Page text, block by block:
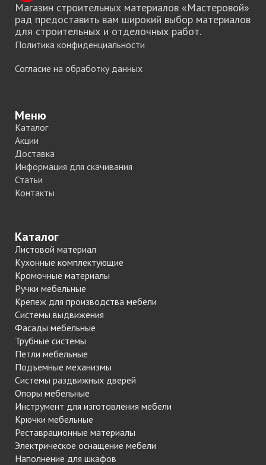
Магазин строительных материалов «Мастеровой»
рад предоставить вам широкий выбор материалов
для строительных и отделочных работ.
Политика конфиденциальности
Согласие на обработку данных
Меню
Каталог
Акции
Доставка
Информация для скачивания
Статьи
Контакты
Каталог
Листовой материал
Кухонные комплектующие
Кромочные материалы
Ручки мебельные
Крепеж для производства мебели
Системы выдвижения
Фасады мебельные
Трубные системы
Петли мебельные
Подъемные механизмы
Системы раздвижных дверей
Опоры мебельные
Инструмент для изготовления мебели
Крючки мебельные
Реставрационные материалы
Электрическое оснащение мебели
Наполнение для шкафов